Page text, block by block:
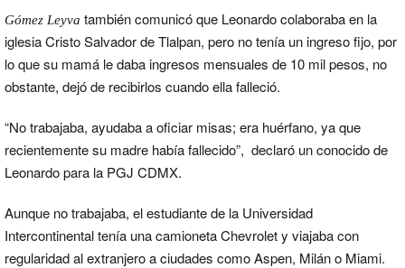
Gómez Leyva también comunicó que Leonardo colaboraba en la
iglesia Cristo Salvador de Tlalpan, pero no tenía un ingreso fijo, por
lo que su mamá le daba ingresos mensuales de 10 mil pesos, no
obstante, dejó de recibirlos cuando ella falleció.
“No trabajaba, ayudaba a oficiar misas; era huérfano, ya que
recientemente su madre había fallecido”, declaró un conocido de
Leonardo para la PGJ CDMX.
Aunque no trabajaba, el estudiante de la Universidad
Intercontinental tenía una camioneta Chevrolet y viajaba con
regularidad al extranjero a ciudades como Aspen, Milán o Miami.